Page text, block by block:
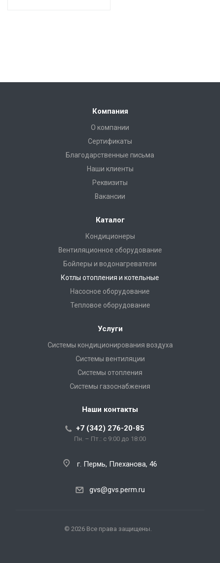
Компания
О компании
Сертификаты
Благодарственные письма
Наши клиенты
Реквизиты
Вакансии
Каталог
Кондиционеры
Вентиляционное оборудование
Бойлеры и водонагреватели
Котлы отопления и котельные
Насосное оборудование
Тепловое оборудование
Услуги
Системы кондиционирования воздуха
Системы вентиляции
Системы отопления
Системы газоснабжения
Наши контакты
+7 (342) 276-20-85
Пн. – Пт.: с 9:00 до 18:00
г. Пермь, Плеханова, 46
gvs@gvs.perm.ru
© 2026 Все права защищены.